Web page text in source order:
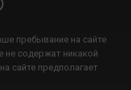
пребывание на сайте
содержат никакой
сайте предполагает